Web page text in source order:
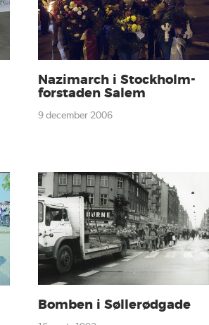
Nazimarch i Stockholm-
forstaden Salem
9 december 2006
Bomben i Søllerødgade